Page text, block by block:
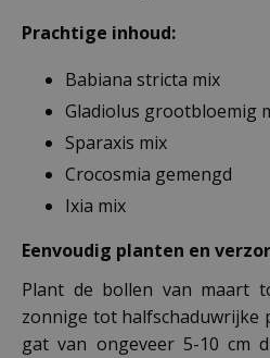
Prachtige inhoud:
Babiana stricta mix
Gladiolus grootbloemig
Sparaxis mix
Crocosmia gemengd
Ixia mix
Eenvoudig planten en
Plant de bollen van maart
zonnige tot halfschaduwrijke
gat van ongeveer 5-10 cm